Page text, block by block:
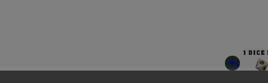
5Añadir
al